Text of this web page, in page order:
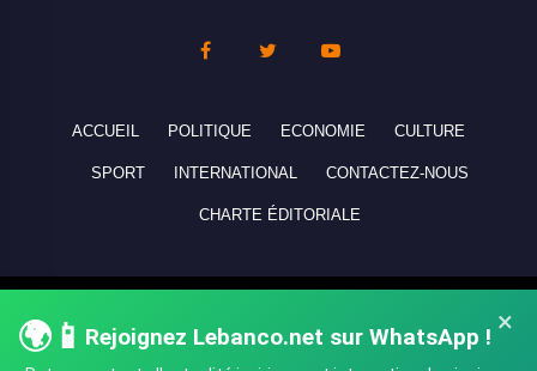
×
🌍📱 Rejoignez Lebanco.net sur WhatsApp !
ACCUEIL POLITIQUE ECONOMIE CULTURE
SPORT INTERNATIONAL CONTACTEZ-NOUS
CHARTE ÉDITORIALE
réservés - All rights reserved.